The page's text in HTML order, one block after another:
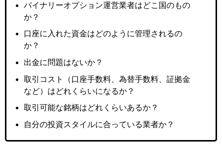
バイナリーオプション運営業者はどこ国のもの
か？
口座に入れた資金はどのように管理されるの
か？
出金に問題はないか？
取引コスト（口座手数料、為替手数料、証拠金
など）はどれくらいになるか？
取引可能な銘柄はどれくらいあるか？
自分の投資スタイルに合っている業者か？